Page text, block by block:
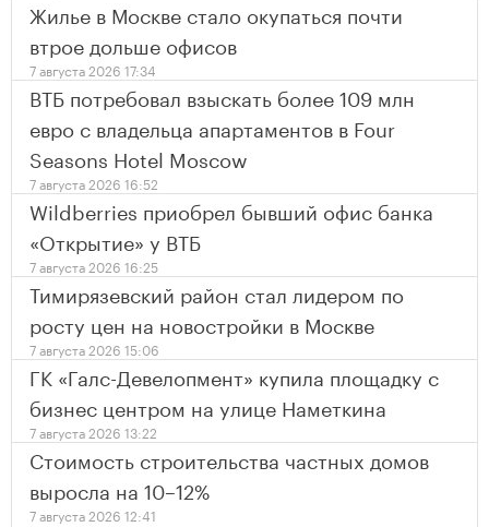
Жилье в Москве стало окупаться почти
втрое дольше офисов
7 августа 2026 17:34
ВТБ потребовал взыскать более 109 млн
евро с владельца апартаментов в Four
Seasons Hotel Moscow
7 августа 2026 16:52
Wildberries приобрел бывший офис банка
«Открытие» у ВТБ
7 августа 2026 16:25
Тимирязевский район стал лидером по
росту цен на новостройки в Москве
7 августа 2026 15:06
ГК «Галс-Девелопмент» купила площадку с
бизнес центром на улице Наметкина
7 августа 2026 13:22
Стоимость строительства частных домов
выросла на 10–12%
7 августа 2026 12:41